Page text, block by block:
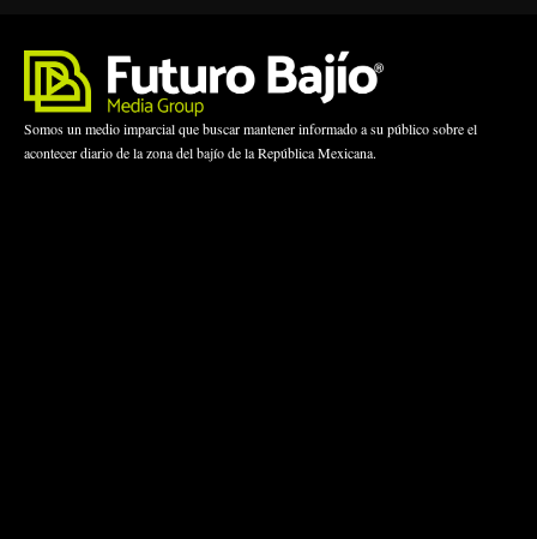
Somos un medio imparcial que buscar mantener informado a su público sobre el
acontecer diario de la zona del bajío de la República Mexicana.